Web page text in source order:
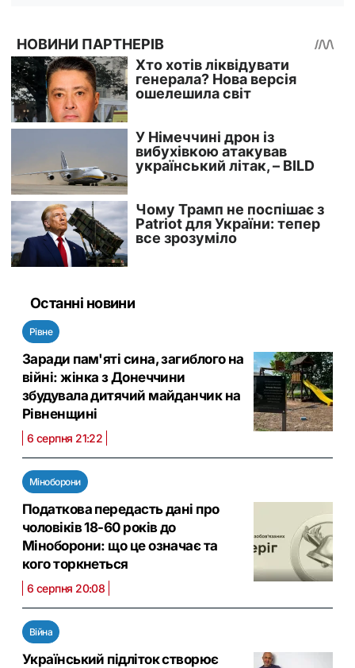
Останні новини
Рівне
Заради пам'яті сина, загиблого на
війні: жінка з Донеччини
збудувала дитячий майданчик на
Рівненщині
6 серпня 21:22
Міноборони
Податкова передасть дані про
чоловіків 18-60 років до
Міноборони: що це означає та
кого торкнеться
6 серпня 20:08
Війна
Український підліток створює